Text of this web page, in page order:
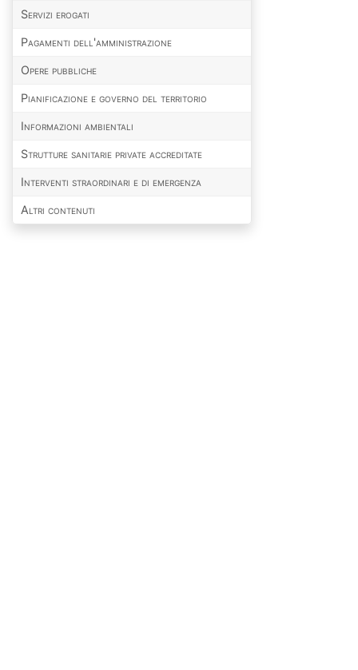
Servizi erogati
Pagamenti dell'amministrazione
Opere pubbliche
Pianificazione e governo del territorio
Informazioni ambientali
Strutture sanitarie private accreditate
Interventi straordinari e di emergenza
Altri contenuti